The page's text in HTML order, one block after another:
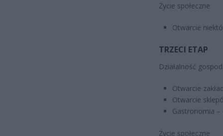
Życie społeczne
Otwarcie
TRZECI ETAP
Działalność
Otwarcie
Otwarcie
Gastronomia –
Życie społeczne